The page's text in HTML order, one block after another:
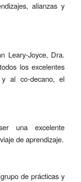
alianzas y
Leary-Joyce, Dra.
los excelentes
al co-decano, el
una excelente
de aprendizaje.
de prácticas y